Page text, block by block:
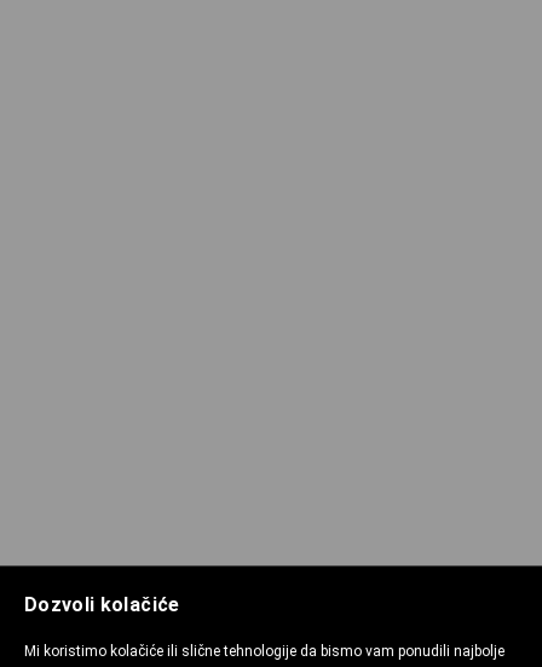
Dozvoli kolačiće
Mi koristimo kolačiće ili slične tehnologije da bismo vam ponudili najbolje